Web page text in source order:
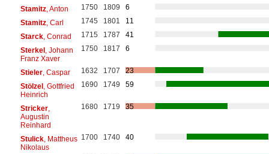
Stamitz, Anton 1750 1809
6
Stamitz, Carl 1745 1801
11
Starck, Conrad 1715 1787
41
Sterkel, Johann
Franz Xaver
1750 1817 6
Stieler, Caspar 1632 1707
23
Stölzel, Gottfried
Heinrich
1690 1749 59
Stricker,
Augustin
Reinhard
1680 1719 35
Stulick, Mattheus
Nikolaus
1700 1740 40